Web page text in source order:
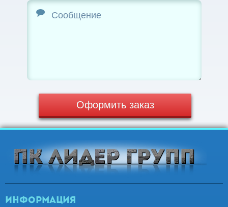
Оформить заказ
Информация